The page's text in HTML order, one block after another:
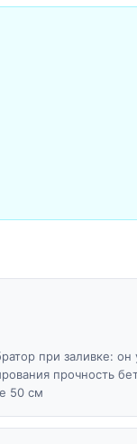
при заливке: он
прочность
50 см